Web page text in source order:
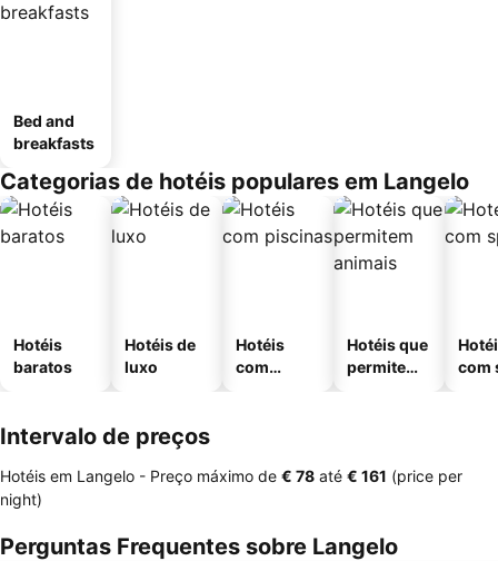
Bed and
breakfasts
Categorias de hotéis populares em Langelo
Hotéis
baratos
Hotéis de
luxo
Hotéis
com
Hotéis que
permitem
com
Intervalo de preços
Hotéis em Langelo - Preço máximo de ‎€ 78 até ‎€ 161 (price per
night)
Perguntas Frequentes sobre Langelo